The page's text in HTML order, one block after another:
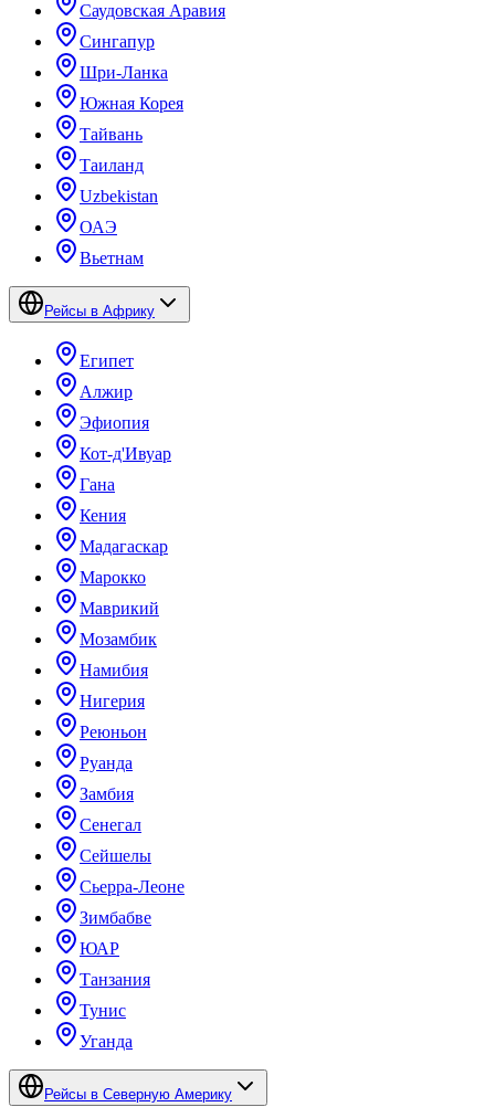
Саудовская Аравия
Сингапур
Шри-Ланка
Южная Корея
Тайвань
Таиланд
Uzbekistan
ОАЭ
Вьетнам
Рейсы в Африку
Египет
Алжир
Эфиопия
Кот-д'Ивуар
Гана
Кения
Мадагаскар
Марокко
Маврикий
Мозамбик
Намибия
Нигерия
Реюньон
Руанда
Замбия
Сенегал
Сейшелы
Сьерра-Леоне
Зимбабве
ЮАР
Танзания
Тунис
Уганда
Рейсы в Северную Америку